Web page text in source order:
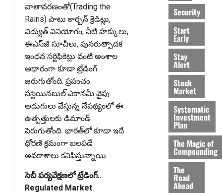
వాతావరణంతో(Trading the
Rains) పాటు కార్బన్‌ క్రెడిట్లు,
విద్యుత్‌ వినియోగం, నీటి హక్కులు,
ఈఎస్‌జీ సూచీలు, పునరుత్పాదక
ఇంధన సర్టిఫికెట్లు వంటి అంశాల
ఆధారంగా కూడా ట్రేడింగ్‌
జరుగుతోంది. ప్రపంచం
సస్టెయినబుల్‌ ఎకానమీ వైపు
అడుగులు వేస్తున్న నేపథ్యంలో ఈ
ఉత్పత్తులకు డిమాండ్‌
పెరుగుతోంది. భారత్‌లో కూడా ఇదే
ధోరణి క్రమంగా బలపడే
అవకాశాలు కనిపిస్తున్నాయి.
సెబీ పర్యవేక్షణలో ట్రేడింగ్‌..
Regulated Market
Security
Start
Early
Stay
Alert
Stock
Market
Systematic
Investment
Plan
The Magic of
Compounding
The
Road
Ahead